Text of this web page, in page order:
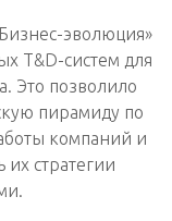
эволюция»
T&D-систем для
Это позволило
пирамиду по
компаний и
стратегии